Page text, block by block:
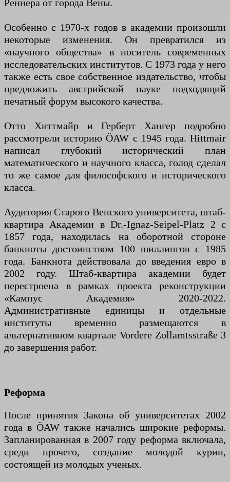
Реннера от города Вены.
Особенно с 1970-х годов в академии произошли
некоторые изменения. Он превратился из
«научного общества» в носитель современных
исследовательских институтов. С 1973 года у него
также есть свое собственное издательство, чтобы
предложить австрийской науке подходящий
печатный форум высокого качества.
Отто Хиттмайр и Герберт Хангер подробно
рассмотрели историю ÖAW с 1945 года. Hittmair
написал глубокий исторический план
математического и научного класса, голод сделал
то же самое для философского и исторического
класса.
Аудитория Старого Венского университета, штаб-
квартира Академии в Dr.-Ignaz-Seipel-Platz 2 с
1857 года, находилась на оборотной стороне
банкноты достоинством 100 шиллингов с 1985
года. Банкнота действовала до введения евро в
2002 году. Штаб-квартира академии будет
перестроена в рамках проекта реконструкции
«Кампус Академия» 2020-2022.
Административные единицы и отдельные
институты временно размещаются в
альтернативном квартале Vordere Zollamtsstraße 3
до завершения работ.
Реформа
После принятия Закона об университетах 2002
года в ÖAW также начались широкие реформы.
Запланированная в 2007 году реформа включала,
среди прочего, создание молодой курии,
состоящей из молодых ученых.